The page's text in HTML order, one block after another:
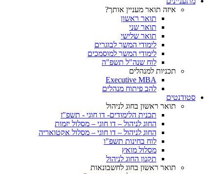
איזה תואר מעניין אותך?
תואר ראשון
תואר שני
תואר שלישי
לימודי המשך לבוגרים
לימודי המשך למוסמכים
לוח שנה"ל תשפ"ה
תכניות למנהלים
Executive MBA
להב פיתוח מנהלים
סטודנטים
תואר ראשון בחוג לניהול
תכנית הלימודים- דו חוגי - תשפ"ז
החוג לניהול – דו חוגי – מסלול יזמות
החוג לניהול – דו חוגי – מסלול אקטואריה
לוח בחינות תשפ"ו
מסלול מואץ
תקנון החוג לניהול
תואר ראשון בחוג לחשבונאות